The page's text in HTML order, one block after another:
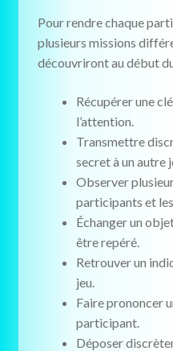
Pour rendre chaque
plusieurs missions
découvriront au début
Récupérer une
l’attention.
Transmettre
secret à un autre
Observer
participants et
Échanger un
être repéré.
Retrouver un
jeu.
Faire prononcer
participant.
Déposer